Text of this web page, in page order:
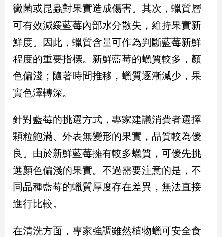
國
際
會/
地
方
新
冠
專
區
南
台
觀
黴菌或昆蟲對果實造成傷害。其次，蠟質層
可有效減緩藍莓內部水分散失，維持果實新
鮮度。因此，蠟質含量可作為判斷藍莓新鮮
程度的重要指標。新鮮藍莓的蠟質較多，顏
色偏淺；隨著時間推移，蠟質逐漸減少，果
實色澤轉深。
針對藍莓的挑選方式，專家建議消費者選擇
顆粒飽滿、外表無變形的果實，品質較為優
良。由於新鮮藍莓擁有較多蠟質，可優先挑
選顏色偏淺的果實。不過需要注意的是，不
同品種藍莓的蠟質厚度存在差異，無法直接
進行比較。
在清洗方面，專家強調雖然植物蠟可安全食